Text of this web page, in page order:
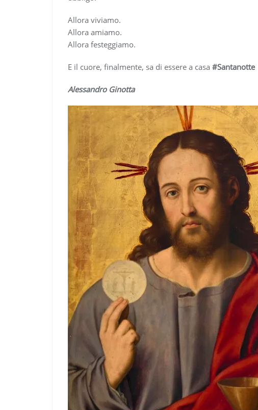
Allora viviamo.
Allora amiamo.
Allora festeggiamo.
E il cuore, finalmente, sa di essere a casa #Santanotte
Alessandro Ginotta